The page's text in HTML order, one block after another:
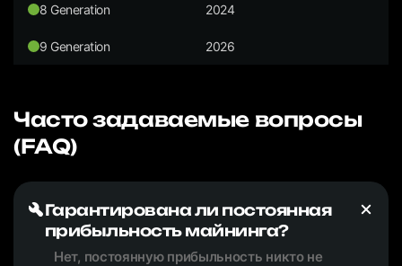
8 Generation 2024
9 Generation 2026
Часто задаваемые вопросы
(FAQ)
Гарантирована ли постоянная
прибыльность майнинга?
Нет, постоянную прибыльность никто не